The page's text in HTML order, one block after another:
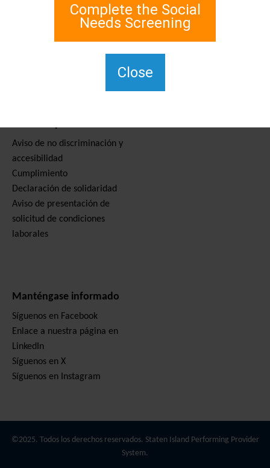
Para TTY, marque el 711.
Aviso de no discriminación y
accesibilidad
Cumplimiento
Declaración de solidaridad
Aviso de presentación de
solicitud de condiciones
laborales
Manténgase informado
Síguenos en Facebook
Enlace a nuestra página en
LinkedIn
Síguenos en X
Síguenos en Instagram
©2025. Todos los derechos reservados. Staten Island Performing Provider
System.
Complete the Social
Needs Screening
Close